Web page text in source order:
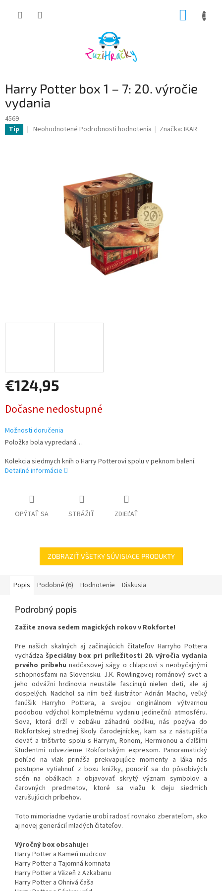
Harry Potter box 1 – 7: 20. výročie
vydania
4569
Tip
Priemerné
hviezdičiek.
Neohodnotené Podrobnosti hodnotenia Značka:IKAR
€124,95
cena:
Dočasne nedostupné
Možnosti doručenia
Položka bola vypredaná…
Kolekcia siedmych kníh o Harry Potterovi spolu v peknom balení.
Detailné informácie
OPÝTAŤ SA STRÁŽIŤ ZDIEĽAŤ
ZOBRAZIŤ VŠETKY SÚVISIACE PRODUKTY
Popis Podobné (6) Hodnotenie Diskusia
Podrobný popis
Zažite znova sedem magických rokov v Rokforte!
Pre našich skalných aj začínajúcich čitateľov Harryho Pottera
vychádza špeciálny box pri príležitosti 20. výročia vydania
prvého príbehu nadčasovej ságy o chlapcovi s neobyčajnými
schopnosťami na Slovensku. J.K. Rowlingovej románový svet a
jeho odvážni hrdinovia neustále fascinujú nielen deti, ale aj
dospelých. Nadchol sa ním tiež ilustrátor Adrián Macho, veľký
fanúšik Harryho Pottera, a svojou originálnom výtvarnou
podobou vdýchol kompletnému vydaniu jedinečnú atmosféru.
Sova, ktorá drží v zobáku záhadnú obálku, nás pozýva do
Rokfortskej strednej školy čarodejníckej, kam sa z nástupišťa
deväť a trištvrte spolu s Harrym, Ronom, Hermionou a ďalšími
študentmi odvezieme Rokfortským expresom. Panoramatický
pohľad na vlak prináša prekvapujúce momenty a láka nás
postupne vytiahnuť z boxu knižky, ponoriť sa do pôsobivých
scén na obálkach a objavovať skrytý význam symbolov a
čarovných predmetov, ktoré sa viažu k deju siedmich
vzrušujúcich príbehov.
Toto mimoriadne vydanie urobí radosť rovnako zberateľom, ako
aj novej generácií mladých čitateľov.
Výročný box obsahuje:
Harry Potter a Kameň mudrcov
Harry Potter a Tajomná komnata
Harry Potter a Väzeň z Azkabanu
Harry Potter a Ohnivá čaša